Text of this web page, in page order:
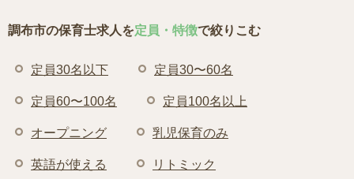
調布市の保育士求人を定員・特徴で絞りこむ
定員30名以下 定員30〜60名
定員60〜100名 定員100名以上
オープニング 乳児保育のみ
英語が使える リトミック